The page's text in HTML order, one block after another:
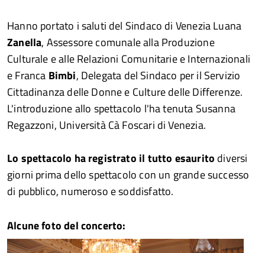
Hanno portato i saluti del Sindaco di Venezia Luana
Zanella, Assessore comunale alla Produzione
Culturale e alle Relazioni Comunitarie e Internazionali
e Franca Bimbi, Delegata del Sindaco per il Servizio
Cittadinanza delle Donne e Culture delle Differenze.
L'introduzione allo spettacolo l'ha tenuta Susanna
Regazzoni, Università Cà Foscari di Venezia.
Lo spettacolo ha registrato il tutto esaurito diversi
giorni prima dello spettacolo con un grande successo
di pubblico, numeroso e soddisfatto.
Alcune foto del concerto: